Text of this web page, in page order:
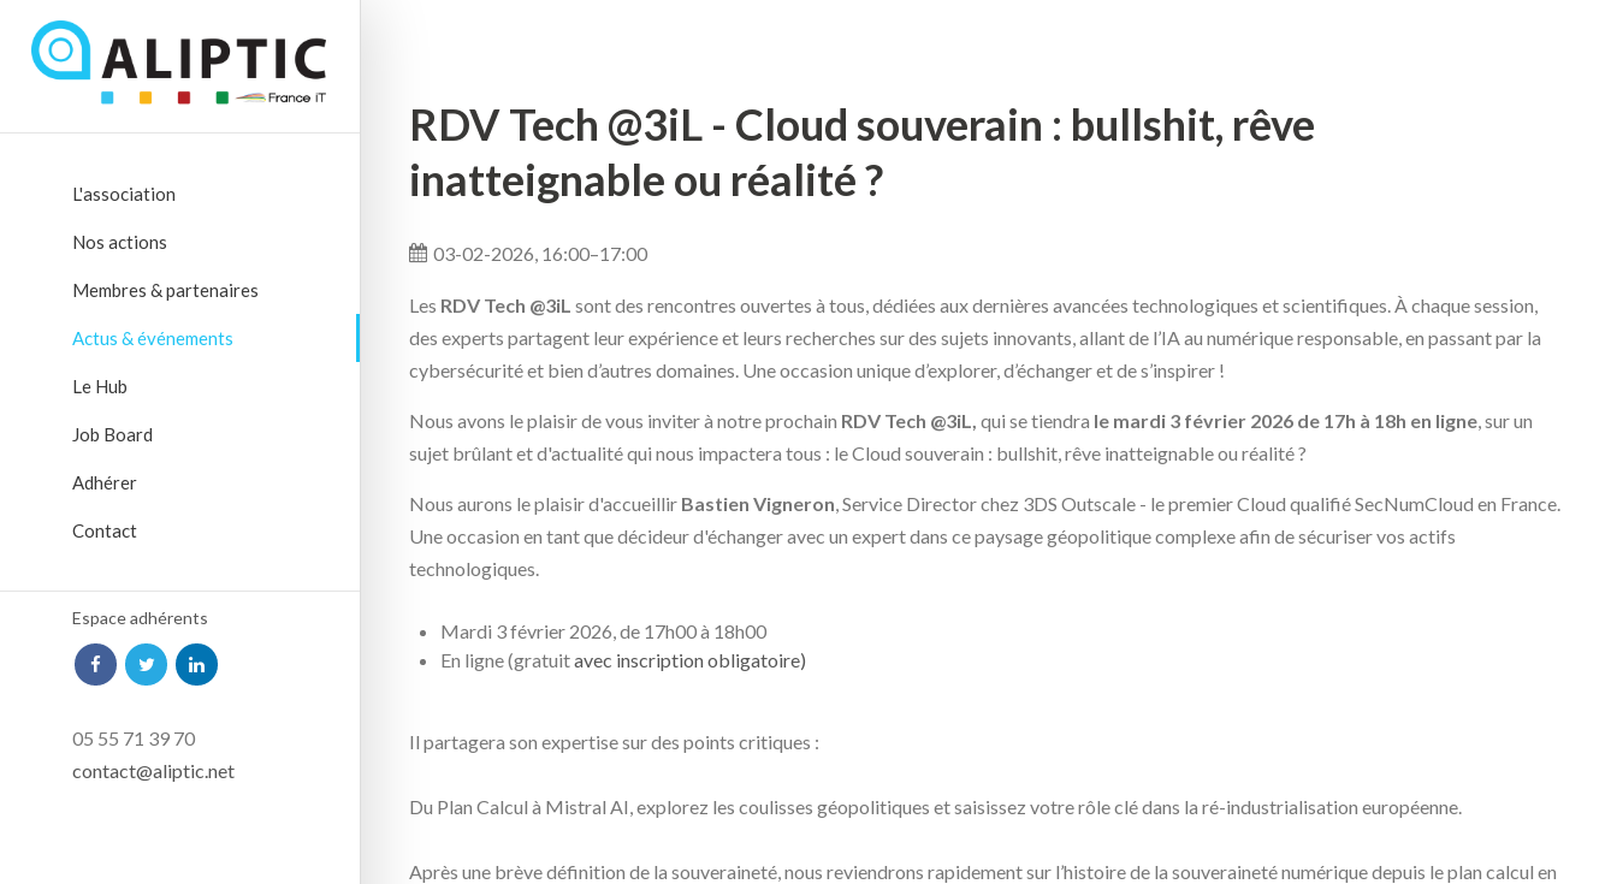
L'association
Nos actions
Membres & partenaires
Actus & événements
Le Hub
Job Board
Adhérer
Contact
Espace adhérents
05 55 71 39 70
contact@aliptic.net
RDV Tech @3iL - Cloud souverain : bullshit, rêve
inatteignable ou réalité ?
03-02-2026, 16:00–17:00
Les RDV Tech @3iL sont des rencontres ouvertes à tous, dédiées aux dernières avancées technologiques et scientifiques. À chaque session,
des experts partagent leur expérience et leurs recherches sur des sujets innovants, allant de l’IA au numérique responsable, en passant par la
cybersécurité et bien d’autres domaines. Une occasion unique d’explorer, d’échanger et de s’inspirer !
Nous avons le plaisir de vous inviter à notre prochain RDV Tech @3iL, qui se tiendra le mardi 3 février 2026 de 17h à 18h en ligne, sur un
sujet brûlant et d'actualité qui nous impactera tous : le Cloud souverain : bullshit, rêve inatteignable ou réalité ?
Nous aurons le plaisir d'accueillir Bastien Vigneron, Service Director chez 3DS Outscale - le premier Cloud qualifié SecNumCloud en France.
Une occasion en tant que décideur d'échanger avec un expert dans ce paysage géopolitique complexe afin de sécuriser vos actifs
technologiques.
Mardi 3 février 2026, de 17h00 à 18h00
En ligne (gratuitavec inscription obligatoire)
Il partagera son expertise sur des points critiques :
Du Plan Calcul à Mistral AI, explorez les coulisses géopolitiques et saisissez votre rôle clé dans la ré-industrialisation européenne.
Après une brève définition de la souveraineté, nous reviendrons rapidement sur l’histoire de la souveraineté numérique depuis le plan calcul en